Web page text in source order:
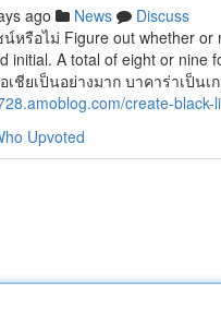
ago News
Discuss
รือไม่ Figure out whether or
initial. A total of eight or
ชียเป็นอย่างมาก บาคาร่าเป็น
create-
Upvoted